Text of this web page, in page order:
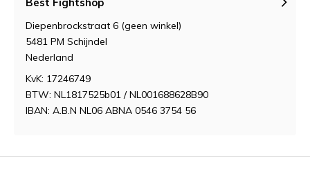
Diepenbrockstraat 6 (geen winkel)
5481 PM Schijndel
Nederland
KvK: 17246749
BTW: NL1817525b01 / NL001688628B90
IBAN: A.B.N NL06 ABNA 0546 3754 56